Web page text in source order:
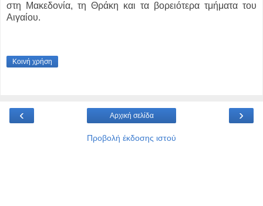
στη Μακεδονία, τη Θράκη και τα βορειότερα τμήματα του
Αιγαίου.
Κοινή χρήση
‹ ›
Αρχική σελίδα
Προβολή έκδοσης ιστού